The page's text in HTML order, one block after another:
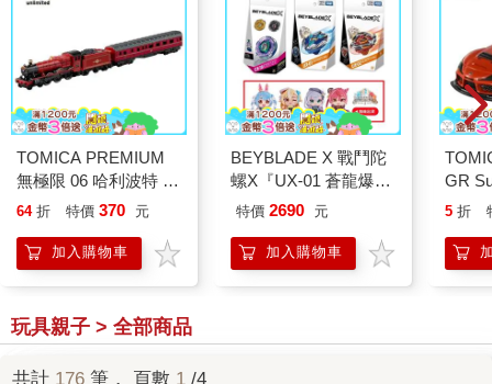
TOMICA PREMIUM
無極限 06 哈利波特 霍
格華茲特快車 玩具車
64 折 特價 370 元
加入購物車
BEYBLADE X 戰鬥陀
螺X『UX-01 蒼龍爆
刃、UX-02 惡魔戰
隨機強化組』多款任選
特價 2690 元
加入購物車
GR
5 折
玩具親子 > 全部商品
共計 176 筆， 頁數 1 /4